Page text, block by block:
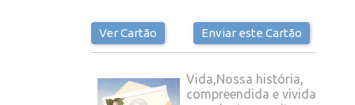
Ver Cartão Enviar este Cartão
Vida,Nossa história,
compreendida e vivida